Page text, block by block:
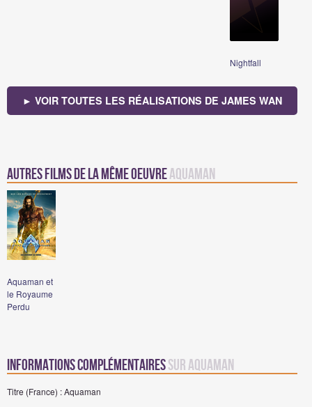
Nightfall
► VOIR TOUTES LES RÉALISATIONS DE JAMES WAN
Autres films de la même oeuvreAquaman
Aquaman et
le Royaume
Perdu
Informations complémentairessur Aquaman
Titre (France) : Aquaman